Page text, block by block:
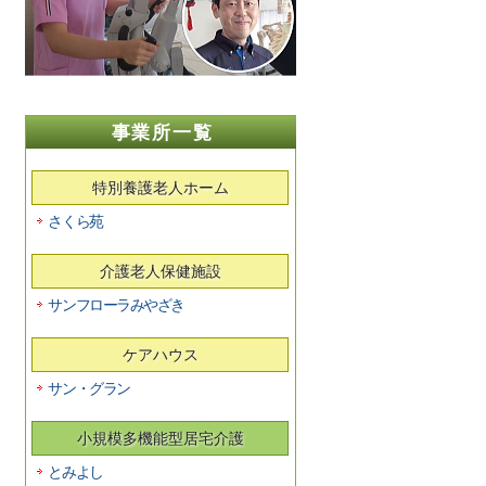
事業所一覧
特別養護老人ホーム
さくら苑
介護老人保健施設
サンフローラみやざき
ケアハウス
サン・グラン
小規模多機能型居宅介護
とみよし